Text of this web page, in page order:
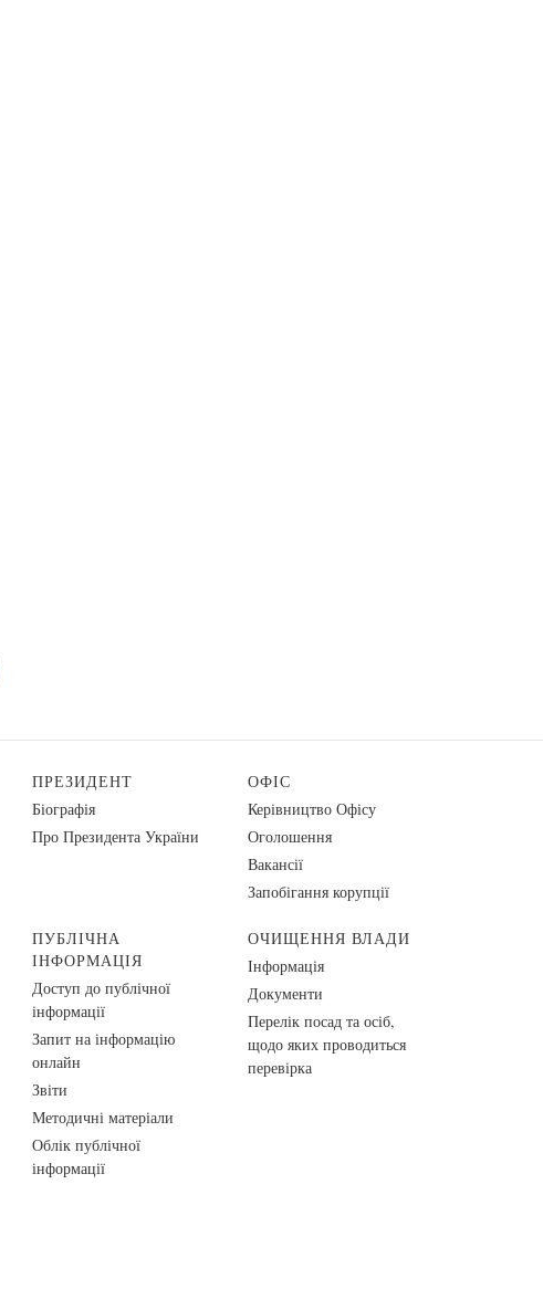
ПРЕЗИДЕНТ
Біографія
Про Президента України
ОФІС
Керівництво Офісу
Оголошення
Вакансії
Запобігання корупції
ПУБЛІЧНА
ІНФОРМАЦІЯ
Доступ до публічної
інформації
Запит на інформацію
онлайн
Звіти
Методичні матеріали
Облік публічної
інформації
ОЧИЩЕННЯ ВЛАДИ
Інформація
Документи
Перелік посад та осіб,
щодо яких проводиться
перевірка